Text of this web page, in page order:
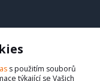
s použitím souborů
týkající se Vašich